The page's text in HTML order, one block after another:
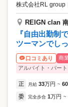
株式会社RL group
REIGN clan
『自由出勤制
ツーマンでし
口コミあり 商
アルバイト・パート
正 月給 33万円 ~ 60
委 完全歩合 1万円 ~